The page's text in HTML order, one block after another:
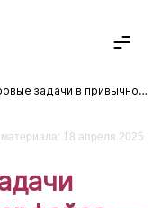
Кадровые задачи в привычном интерфейсе — появилось мобильное приложение HR Pro
18 апреля 2025